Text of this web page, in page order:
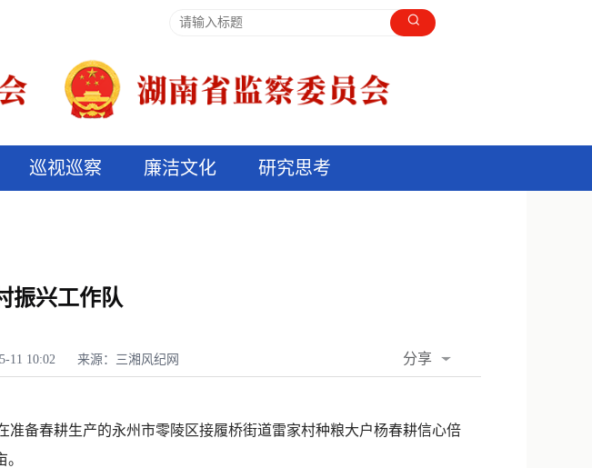
巡视巡察 廉洁文化 研究思考
振兴工作队
11 10:02 来源：三湘风纪网 分享
新浪微博
备春耕生产的永州市零陵区接履桥街道雷家村种粮大户杨春耕信心倍